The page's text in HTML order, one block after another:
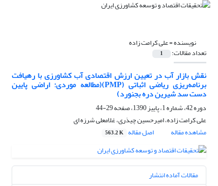
نویسنده =علی کرامت زاده
تعداد مقالات: 1
نقش بازار آب در تعیین ارزش اقتصادی آب کشاورزی با رهیافت
برنامه‌ریزی ریاضی اثباتی (PMP)(مطالعه موردی: اراضی پایین
دست سد شیرین دره بجنورد)
دوره 42، شماره 1، پاییز 1390، صفحه
29-44
علی کرامت زاده، امیرحسین چیذری، غلامعلی شرزه ای
مشاهده مقاله
اصل مقاله 563.2 K
مقالات آماده انتشار